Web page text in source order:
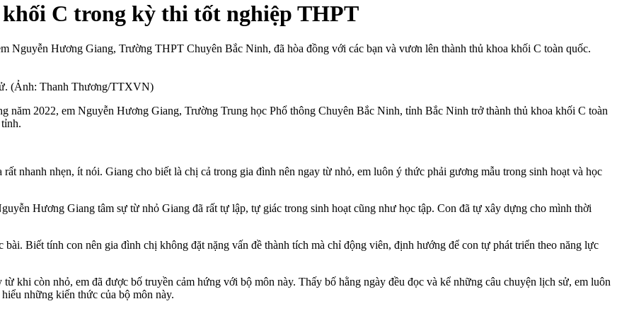
C trong kỳ thi tốt nghiệp THPT
Nguyễn Hương Giang, Trường THPT Chuyên Bắc Ninh, đã hòa đồng với các bạn và vươn lên thành thủ khoa khối C toàn quốc.
(Ảnh: Thanh Thương/TTXVN)
năm 2022, em Nguyễn Hương Giang, Trường Trung học Phổ thông Chuyên Bắc Ninh, tỉnh Bắc Ninh trở thành thủ khoa khối C toàn
nhanh nhẹn, ít nói. Giang cho biết là chị cả trong gia đình nên ngay từ nhỏ, em luôn ý thức phải gương mẫu trong sinh hoạt và học
Hương Giang tâm sự từ nhỏ Giang đã rất tự lập, tự giác trong sinh hoạt cũng như học tập. Con đã tự xây dựng cho mình thời
Biết tính con nên gia đình chị không đặt nặng vấn đề thành tích mà chỉ động viên, định hướng để con tự phát triển theo năng lực
khi còn nhỏ, em đã được bố truyền cảm hứng với bộ môn này. Thấy bố hằng ngày đều đọc và kể những câu chuyện lịch sử, em luôn
những kiến thức của bộ môn này.